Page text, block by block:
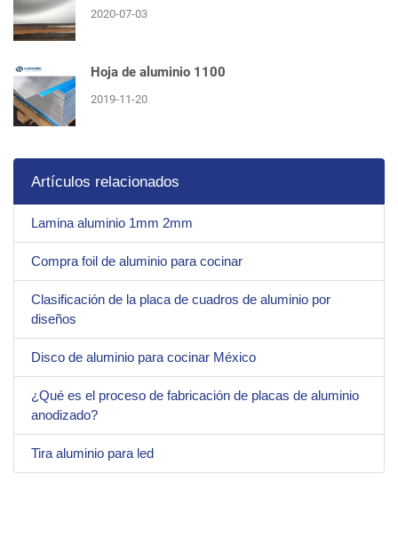
2020-07-03
Hoja de aluminio 1100
2019-11-20
Artículos relacionados
Lamina aluminio 1mm 2mm
Compra foil de aluminio para cocinar
Clasificación de la placa de cuadros de aluminio por
diseños
Disco de aluminio para cocinar México
¿Qué es el proceso de fabricación de placas de aluminio
anodizado?
Tira aluminio para led